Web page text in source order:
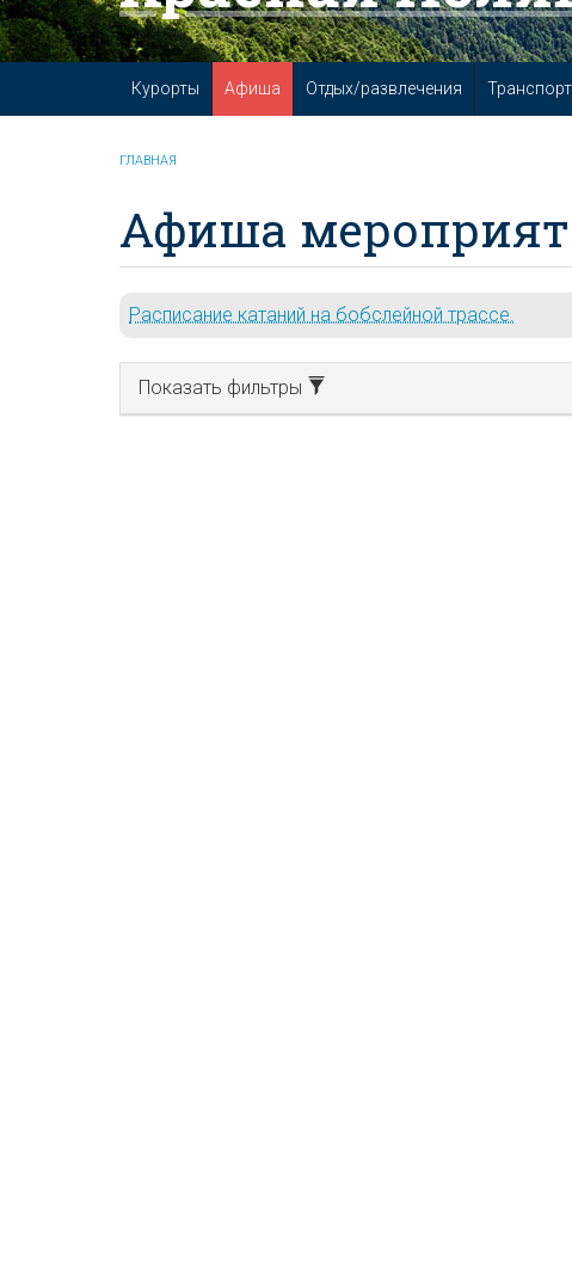
Курорты Афиша Отдых/развлечения Транспорт
ГЛАВНАЯ
Афиша
Расписание катаний на бобслейной трассе.
Показать фильтры